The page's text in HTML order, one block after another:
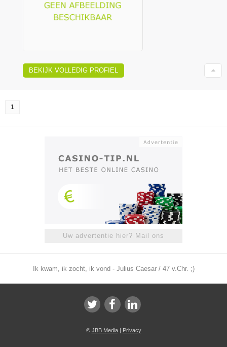
BEKIJK VOLLEDIG PROFIEL
1
Uw advertentie hier? Mail ons
Ik kwam, ik zocht, ik vond - Julius Caesar / 47 v.Chr. ;)
© JBB Media| Privacy